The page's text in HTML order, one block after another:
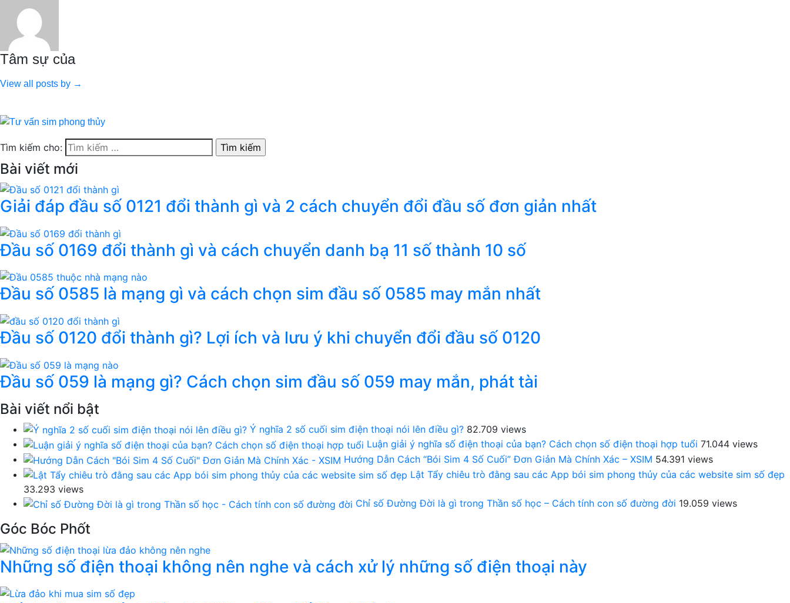
Tâm sự của
View all posts by →
Tìm kiếm cho:
Bài viết mới
Giải đáp đầu số 0121 đổi thành gì và 2 cách chuyển đổi đầu số đơn giản nhất
Đầu số 0169 đổi thành gì và cách chuyển danh bạ 11 số thành 10 số
Đầu số 0585 là mạng gì và cách chọn sim đầu số 0585 may mắn nhất
Đầu số 0120 đổi thành gì? Lợi ích và lưu ý khi chuyển đổi đầu số 0120
Đầu số 059 là mạng gì? Cách chọn sim đầu số 059 may mắn, phát tài
Bài viết nổi bật
Ý nghĩa 2 số cuối sim điện thoại nói lên điều gì? 82.709 views
Luận giải ý nghĩa số điện thoại của bạn? Cách chọn số điện thoại hợp tuổi 71.044 views
Hướng Dẫn Cách “Bói Sim 4 Số Cuối” Đơn Giản Mà Chính Xác – XSIM 54.391 views
Lật Tẩy chiêu trò đằng sau các App bói sim phong thủy của các website sim số đẹp
33.293 views
Chỉ số Đường Đời là gì trong Thần số học – Cách tính con số đường đời 19.059 views
Góc Bóc Phốt
Những số điện thoại không nên nghe và cách xử lý những số điện thoại này